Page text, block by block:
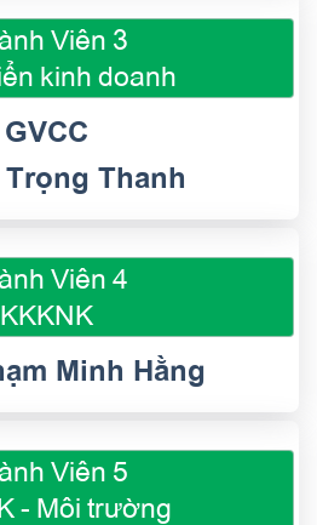
Viên 3
kinh doanh
GVCC
Thanh
Viên 4
KKKNK
Minh Hằng
Viên 5
- Môi trường